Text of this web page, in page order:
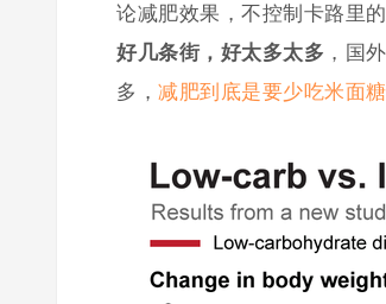
论减肥效果，不控制卡路里
好几条街，好太多太多 ，国
多， 减肥到底是要少吃米面